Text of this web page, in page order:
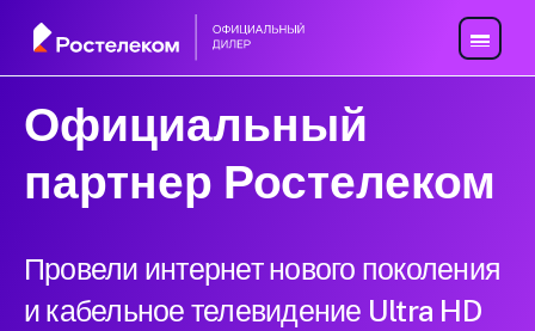
Официальный
партнер Ростелеком
Провели интернет нового поколения
и кабельное телевидение Ultra HD